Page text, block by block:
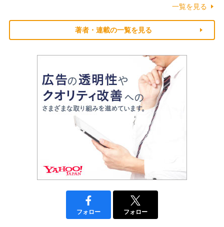
一覧を見る
著者・連載の一覧を見る
フォロー フォロー